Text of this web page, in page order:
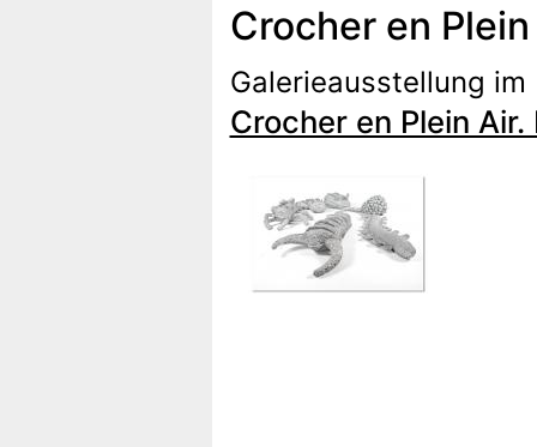
Crocher en
Galerieausstellung
Crocher en Plein